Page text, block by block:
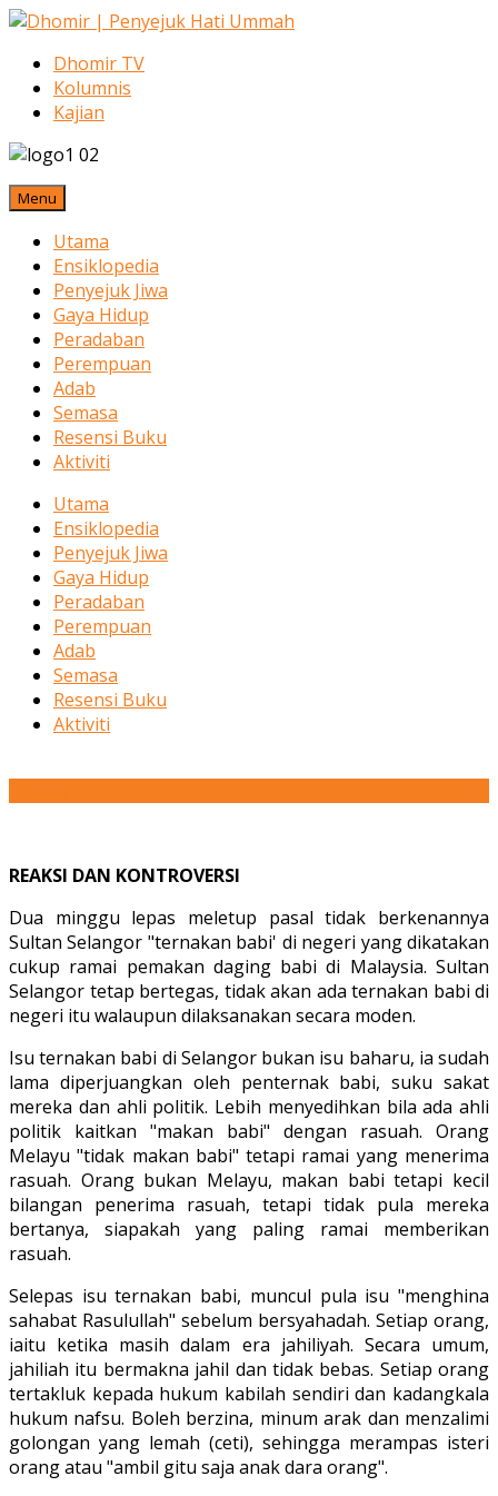
Dhomir TV
Kolumnis
Kajian
Menu
Utama
Ensiklopedia
Penyejuk Jiwa
Gaya Hidup
Peradaban
Perempuan
Adab
Semasa
Resensi Buku
Aktiviti
Utama
Ensiklopedia
Penyejuk Jiwa
Gaya Hidup
Peradaban
Perempuan
Adab
Semasa
Resensi Buku
Aktiviti
REAKSI DAN KONTROVERSI
Dua minggu lepas meletup pasal tidak berkenannya
Sultan Selangor "ternakan babi' di negeri yang dikatakan
cukup ramai pemakan daging babi di Malaysia. Sultan
Selangor tetap bertegas, tidak akan ada ternakan babi di
negeri itu walaupun dilaksanakan secara moden.
Isu ternakan babi di Selangor bukan isu baharu, ia sudah
lama diperjuangkan oleh penternak babi, suku sakat
mereka dan ahli politik. Lebih menyedihkan bila ada ahli
politik kaitkan "makan babi" dengan rasuah. Orang
Melayu "tidak makan babi" tetapi ramai yang menerima
rasuah. Orang bukan Melayu, makan babi tetapi kecil
bilangan penerima rasuah, tetapi tidak pula mereka
bertanya, siapakah yang paling ramai memberikan
rasuah.
Selepas isu ternakan babi, muncul pula isu "menghina
sahabat Rasulullah" sebelum bersyahadah. Setiap orang,
iaitu ketika masih dalam era jahiliyah. Secara umum,
jahiliah itu bermakna jahil dan tidak bebas. Setiap orang
tertakluk kepada hukum kabilah sendiri dan kadangkala
hukum nafsu. Boleh berzina, minum arak dan menzalimi
golongan yang lemah (ceti), sehingga merampas isteri
orang atau "ambil gitu saja anak dara orang".